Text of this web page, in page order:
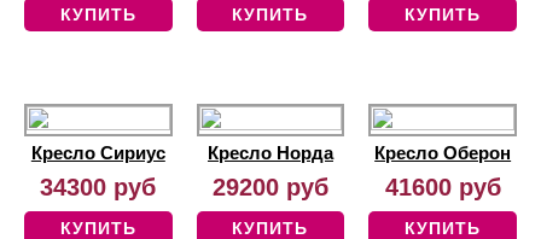
КУПИТЬ КУПИТЬ КУПИТЬ
Кресло Сириус
34300 руб
КУПИТЬ
Кресло Норда
29200 руб
КУПИТЬ
Кресло Оберон
41600 руб
КУПИТЬ